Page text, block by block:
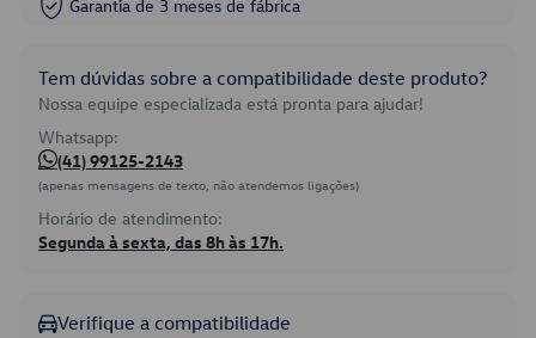
Garantia de 3 meses de fábrica
Tem dúvidas sobre a compatibilidade deste produto?
Nossa equipe especializada está pronta para ajudar!
Whatsapp:
(41) 99125-2143
(apenas mensagens de texto, não atendemos ligações)
Horário de atendimento:
Segunda à sexta, das 8h às 17h.
Verifique a compatibilidade